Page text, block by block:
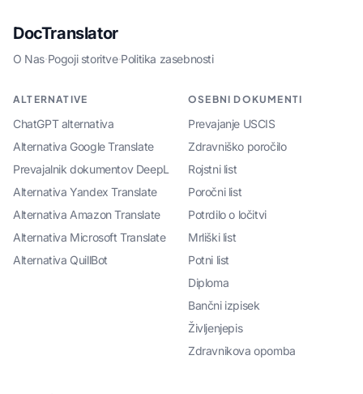
DocTranslator
O Nas·Pogoji storitve·Politika zasebnosti
ALTERNATIVE
ChatGPT alternativa
Alternativa Google Translate
Prevajalnik dokumentov DeepL
Alternativa Yandex Translate
Alternativa Amazon Translate
Alternativa Microsoft Translate
Alternativa QuillBot
OSEBNI DOKUMENTI
Prevajanje USCIS
Zdravniško poročilo
Rojstni list
Poročni list
Potrdilo o ločitvi
Mrliški list
Potni list
Diploma
Bančni izpisek
Življenjepis
Zdravnikova opomba